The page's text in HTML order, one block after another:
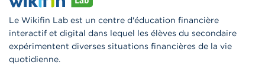
Le Wikifin Lab est un centre d'éducation financière
interactif et digital dans lequel les élèves du secondaire
expérimentent diverses situations financières de la vie
quotidienne.